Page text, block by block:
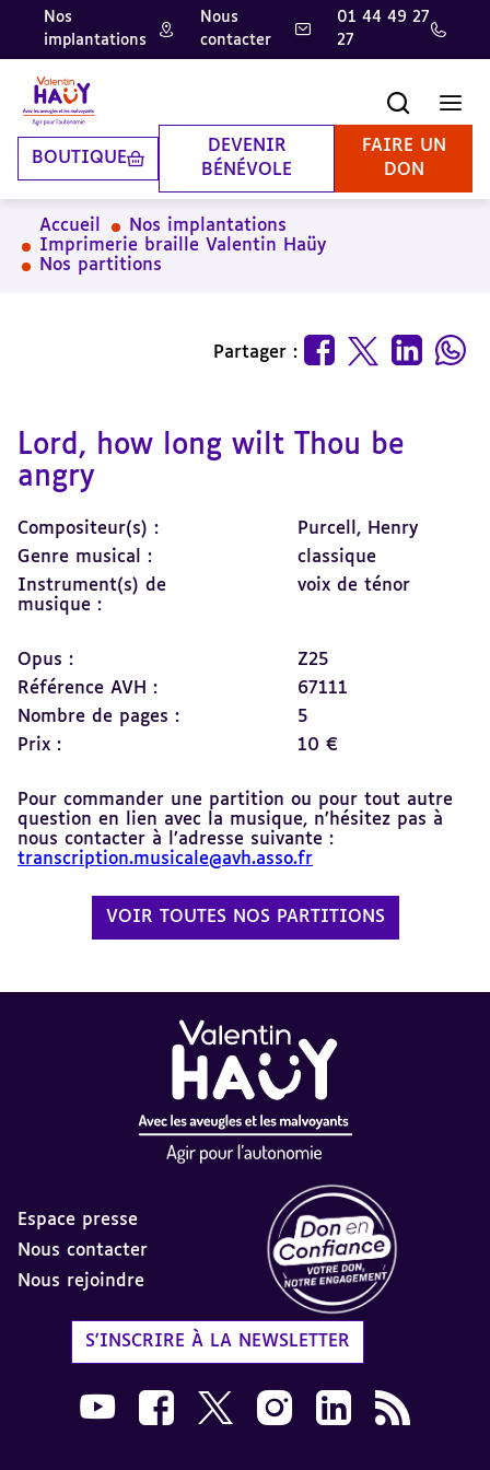
Aller
contenu
principal
Aller
pied
de
page
Aller
la
recherche
Nos
implantations
Nous
contacter
01 44 49 27
27
BOUTIQUE
DEVENIR
BÉNÉVOLE
FAIRE UN
DON
Accueil
Nos implantations
Imprimerie braille Valentin Haüy
Nos partitions
Partager :
Lord, how long wilt Thou be
angry
Compositeur(s) :
Purcell, Henry
Genre musical :
classique
Instrument(s) de
musique :
voix de ténor
Opus :
Z25
Référence AVH :
67111
Nombre de pages :
5
Prix :
10 €
Pour commander une partition ou pour tout autre
question en lien avec la musique, n’hésitez pas à
nous contacter à l’adresse suivante :
transcription.musicale@avh.asso.fr
VOIR TOUTES NOS PARTITIONS
Espace presse
Nous contacter
Nous rejoindre
S'INSCRIRE À LA NEWSLETTER
Nous suivre sur Youtube AVH dans une
Nous suivre sur Facebook AVH dans
Nous suivre sur X AVH dans une
Nous suivre sur Instagram
Nous suivre sur
Flux RSS